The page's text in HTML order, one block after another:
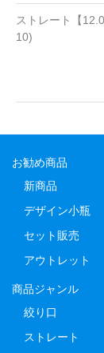
ストレート【
10)
お勧め商品
新商品
デザイン小瓶
セット販売
アウトレット
商品ジャンル
絞り口
ストレート